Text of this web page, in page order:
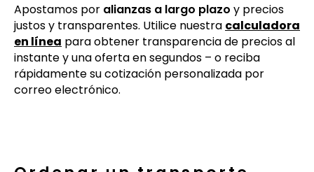
Apostamos por alianzas a largo plazo y precios
justos y transparentes. Utilice nuestra calculadora
en línea para obtener transparencia de precios al
instante y una oferta en segundos – o reciba
rápidamente su cotización personalizada por
correo electrónico.